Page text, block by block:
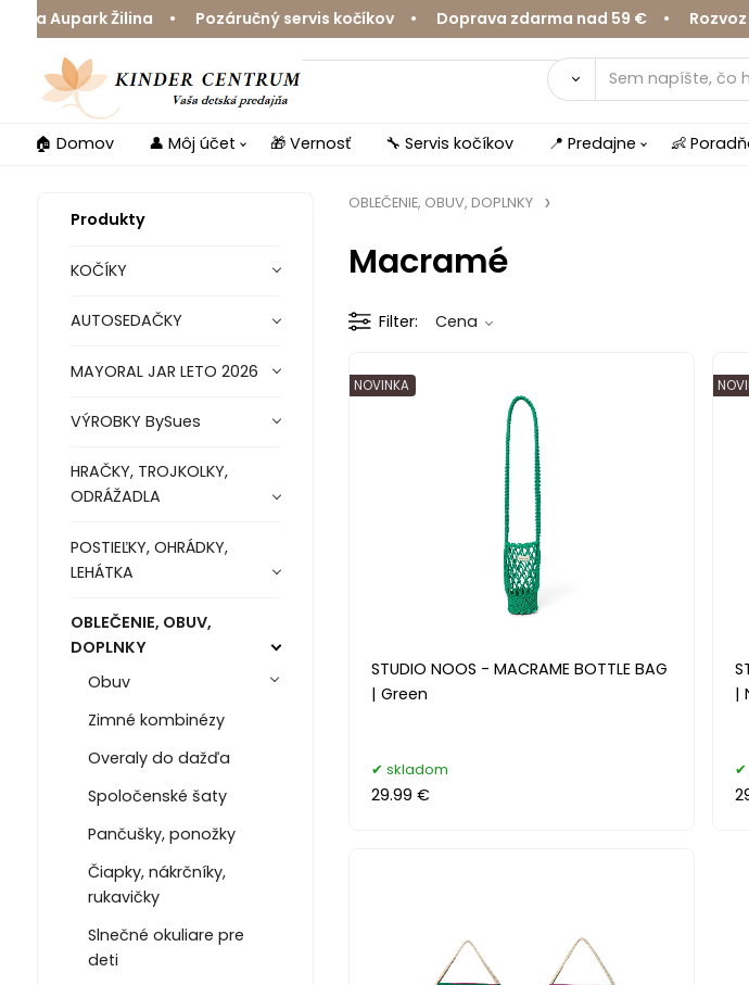
Aupark Žilina • Pozáručný servis kočíkov • Doprava zdarma nad 59 € • Rozvoz
🏠 Domov 👤 Môj účet 🎁 Vernosť 🔧 Servis kočíkov 📍 Predajne 👶
Produkty
KOČÍKY
AUTOSEDAČKY
MAYORAL JAR LETO 2026
VÝROBKY BySues
HRAČKY, TROJKOLKY,
ODRÁŽADLA
POSTIEĽKY, OHRÁDKY,
LEHÁTKA
OBLEČENIE, OBUV,
DOPLNKY
Obuv
Zimné kombinézy
Overaly do dažďa
Spoločenské šaty
Pančušky, ponožky
Čiapky, nákrčníky,
rukavičky
Slnečné okuliare pre
deti
OBLEČENIE, OBUV, DOPLNKY
Macramé
Filter Cena
STUDIO NOOS - MACRAME BOTTLE BAG
| Green
NOVINKA
skladom
29.99 €
|